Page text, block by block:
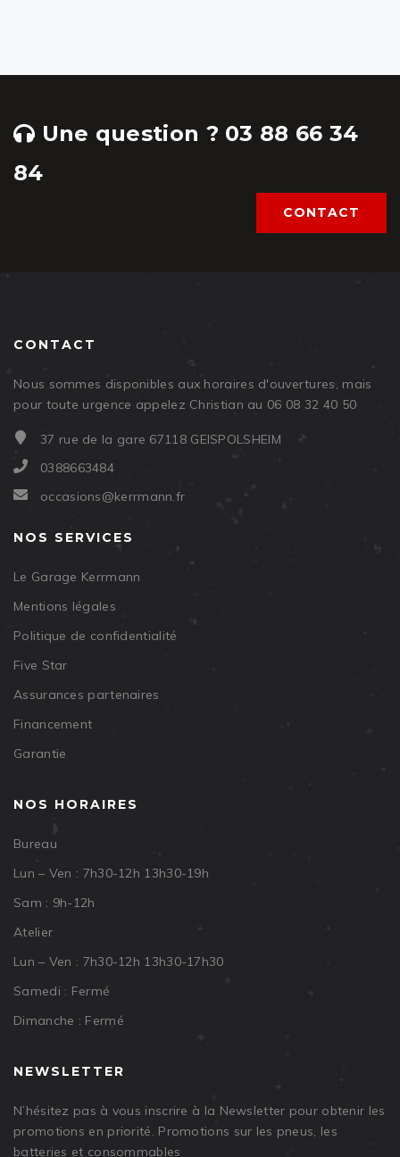
Une question ? 03 88 66 34
84
CONTACT
CONTACT
Nous sommes disponibles aux horaires d'ouvertures, mais
pour toute urgence appelez Christian au 06 08 32 40 50
37 rue de la gare 67118 GEISPOLSHEIM
0388663484
occasions@kerrmann.fr
NOS SERVICES
Le Garage Kerrmann
Mentions légales
Politique de confidentialité
Five Star
Assurances partenaires
Financement
Garantie
NOS HORAIRES
Bureau
Lun – Ven : 7h30-12h 13h30-19h
Sam : 9h-12h
Atelier
Lun – Ven : 7h30-12h 13h30-17h30
Samedi : Fermé
Dimanche : Fermé
NEWSLETTER
N’hésitez pas à vous inscrire à la Newsletter pour obtenir les
promotions en priorité. Promotions sur les pneus, les
batteries et consommables